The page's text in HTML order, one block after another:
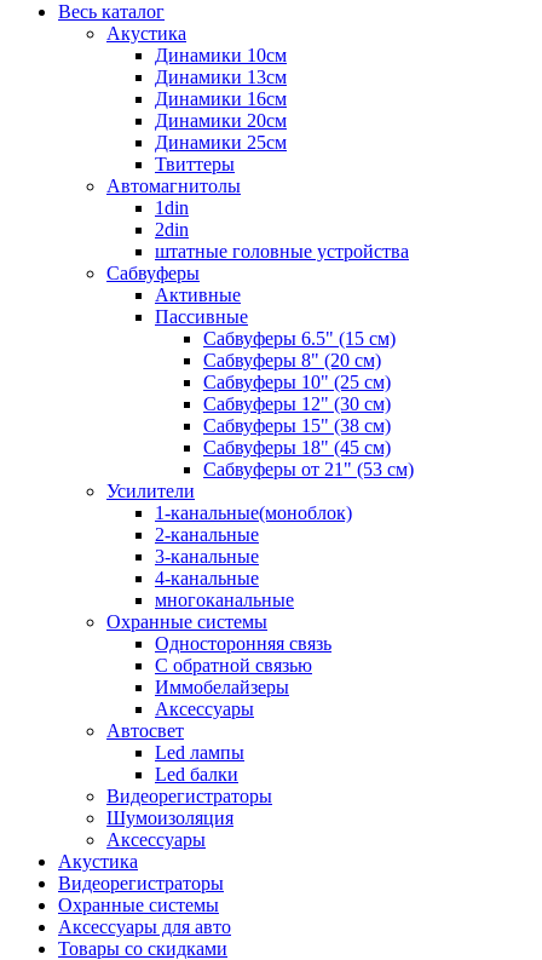
Весь каталог
Акустика
Динамики 10см
Динамики 13см
Динамики 16см
Динамики 20см
Динамики 25см
Твиттеры
Автомагнитолы
1din
2din
штатные головные устройства
Сабвуферы
Активные
Пассивные
Сабвуферы 6.5" (15 см)
Сабвуферы 8" (20 см)
Сабвуферы 10" (25 см)
Сабвуферы 12" (30 см)
Сабвуферы 15" (38 см)
Сабвуферы 18" (45 см)
Сабвуферы от 21" (53 см)
Усилители
1-канальные(моноблок)
2-канальные
3-канальные
4-канальные
многоканальные
Охранные системы
Односторонняя связь
С обратной связью
Иммобелайзеры
Аксессуары
Автосвет
Led лампы
Led балки
Видеорегистраторы
Шумоизоляция
Аксессуары
Акустика
Видеорегистраторы
Охранные системы
Аксессуары для авто
Товары со скидками